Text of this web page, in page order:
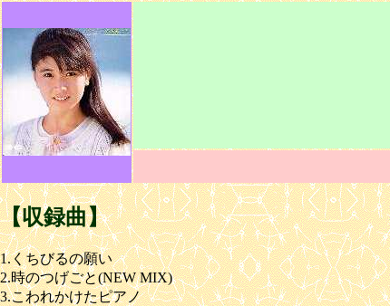
【収録曲】
1.くちびるの願い
2.時のつげごと(NEW MIX)
3.こわれかけたピアノ